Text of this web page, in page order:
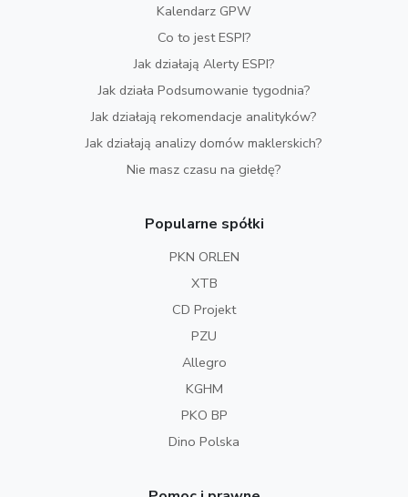
Kalendarz GPW
Co to jest ESPI?
Jak działają Alerty ESPI?
Jak działa Podsumowanie tygodnia?
Jak działają rekomendacje analityków?
Jak działają analizy domów maklerskich?
Nie masz czasu na giełdę?
Popularne spółki
PKN ORLEN
XTB
CD Projekt
PZU
Allegro
KGHM
PKO BP
Dino Polska